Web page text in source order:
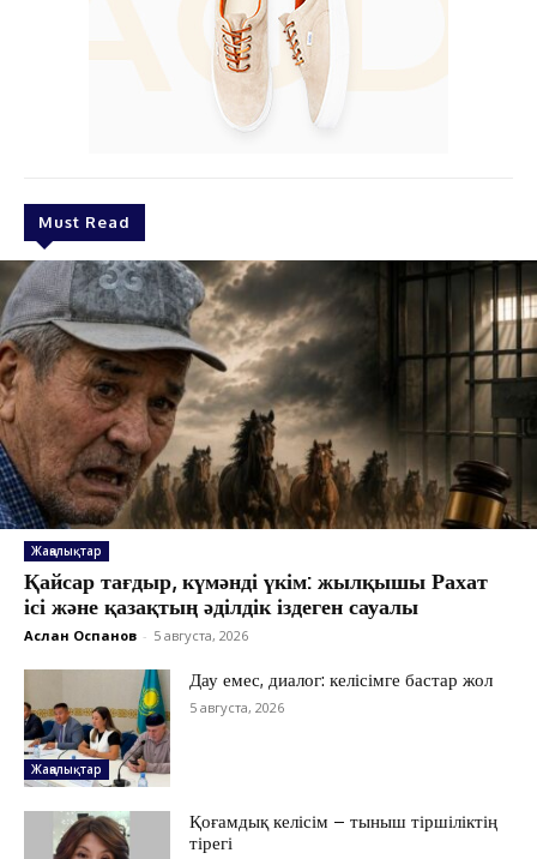
ЖАҢАЛЫҚТАР
ОҚИҒА
КӨЗҚАРАС
ЗЕРТТЕУ
СҰХБАТ
Must Read
Жаңалықтар
Қайсар тағдыр, күмәнді үкім: жылқышы Рахат
ісі және қазақтың әділдік іздеген сауалы
Аслан Оспанов - 5 августа, 2026
Жаңалықтар
Дау емес, диалог: келісімге бастар жол
5 августа, 2026
Қоғамдық келісім – тыныш тіршіліктің
тірегі